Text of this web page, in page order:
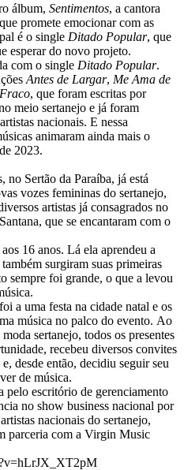
álbum, Sentimentos, a cantora
promete emocionar com as
é o single Ditado Popular, que
esperar do novo projeto.
com o single Ditado Popular.
Antes de Largar, Me Ama de
, que foram escritas por
meio sertanejo e já foram
nacionais. E nessa
animaram ainda mais o
2023.
no Sertão da Paraíba, já está
vozes femininas do sertanejo,
artistas já consagrados no
que se encantaram com o
16 anos. Lá ela aprendeu a
surgiram suas primeiras
sempre foi grande, o que a levou
a uma festa na cidade natal e os
música no palco do evento. Ao
sertanejo, todos os presentes
recebeu diversos convites
desde então, decidiu seguir seu
de música.
pelo escritório de gerenciamento
no show business nacional por
nacionais do sertanejo,
parceria com a Virgin Music